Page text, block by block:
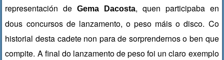
representación deGema Dacosta, quen participaba en
dous concursos de lanzamento, o peso máis o disco. Co
historial desta cadete non para de sorprendernos o ben que
compite. A final do lanzamento de peso foi un claro exemplo